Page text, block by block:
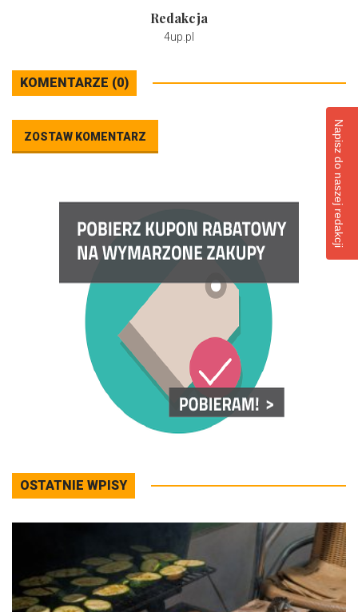
Redakcja
4up.pl
KOMENTARZE (0)
ZOSTAW KOMENTARZ
OSTATNIE WPISY
Napisz do naszej redakcji